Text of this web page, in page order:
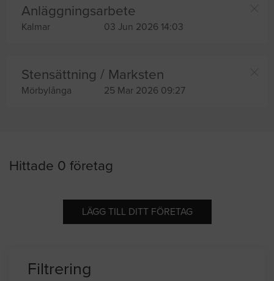
Anläggningsarbete
Kalmar 03 Jun 2026 14:03
Stensättning / Marksten
Mörbylånga 25 Mar 2026 09:27
Hittade 0 företag
LÄGG TILL DITT FÖRETAG
Filtrering